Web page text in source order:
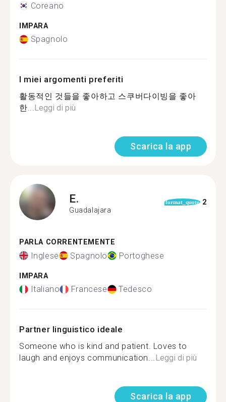
Coreano
IMPARA
Spagnolo
I miei argomenti preferiti
활동적인 것들을 좋아하고 스쿠버다이빙을 좋아
한...Leggi di più
Scarica la app
E.
Guadalajara
format_quote 2
PARLA CORRENTEMENTE
Inglese Spagnolo Portoghese
IMPARA
Italiano Francese Tedesco
Partner linguistico ideale
Someone who is kind and patient. Loves to
laugh and enjoys communication...Leggi di più
Scarica la app